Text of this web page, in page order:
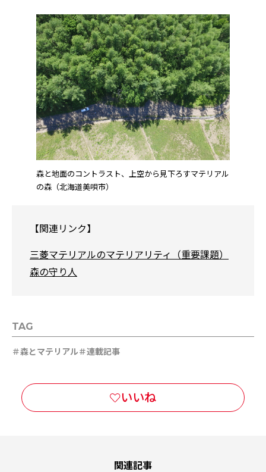
森と地面のコントラスト、上空から見下ろすマテリアル
の森（北海道美唄市）
【関連リンク】
三菱マテリアルのマテリアリティ（重要課題）
森の守り人
TAG
森とマテリアル 連載記事
関連記事